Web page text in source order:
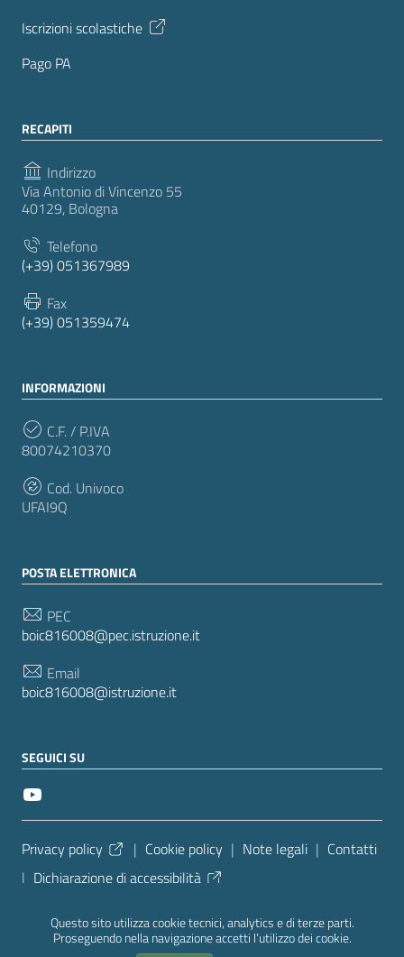
Questo sito utilizza cookie tecnici, analytics e di terze parti.
Proseguendo nella navigazione accetti l’utilizzo dei cookie.
Iscrizioni scolastiche
Pago PA
RECAPITI
Indirizzo
Via Antonio di Vincenzo 55
40129, Bologna
Telefono
(+39) 051367989
Fax
(+39) 051359474
INFORMAZIONI
C.F. / P.IVA
80074210370
Cod. Univoco
UFAI9Q
POSTA ELETTRONICA
PEC
boic816008@pec.istruzione.it
Email
boic816008@istruzione.it
SEGUICI SU
Sezione Link Utili
Privacy policy | Cookie policy | Note legali | Contatti
| Dichiarazione di accessibilità
PA di AgID
| Realizzato con WordPress
da